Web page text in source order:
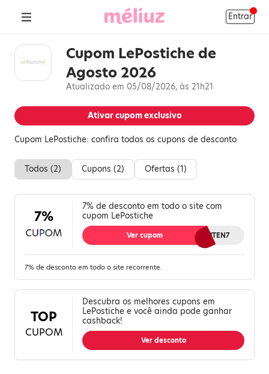
Entrar
Cupom LePostiche de
Agosto 2026
Atualizado em 05/08/2026, às 21h21
Ativar cupom exclusivo
Cupom LePostiche: confira todos os cupons de desconto
Todos (2) Cupons (2) Ofertas (1)
7%
7% de desconto em todo o site com
cupom LePostiche
RAKUTEN7
Ver cupom
7% de desconto em todo o site recorrente.
TOP
CUPOM
Descubra os melhores cupons em
LePostiche e você ainda pode ganhar
cashback!
Ver desconto